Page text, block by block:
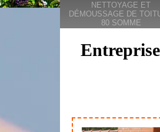
NETTOYAGE ET
DÉMOUSSAGE DE
80 SOMME